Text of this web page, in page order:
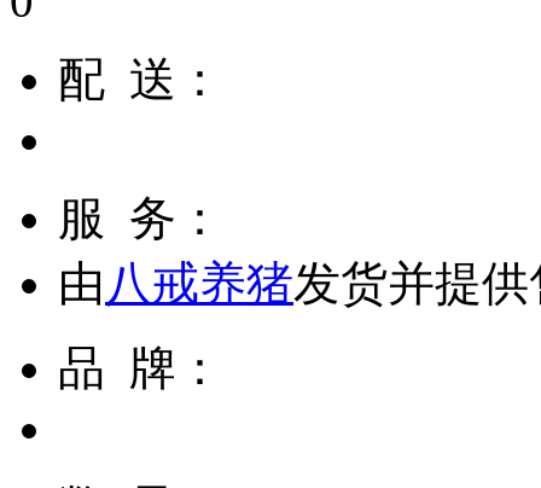
配 送：
服 务：
由 八戒养猪发货并提
品 牌：